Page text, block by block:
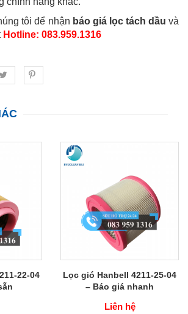
tôi để nhận báo giá lọc tách dầu và
Hotline: 083.959.1316
22-04
Lọc gió Hanbell 4211-25-04
– Báo giá nhanh
Liên hệ